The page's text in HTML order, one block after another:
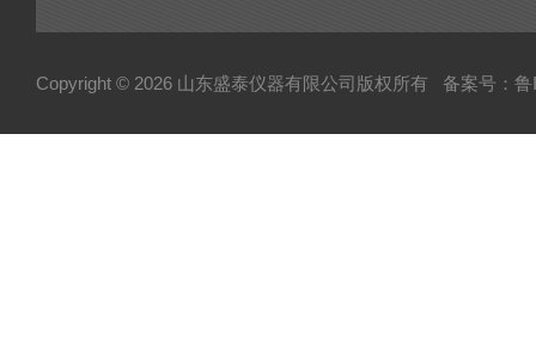
Copyright © 2026 山东盛泰仪器有限公司版权所有 备案号：